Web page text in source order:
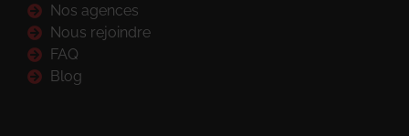
Nos agences
Nous rejoindre
FAQ
Blog